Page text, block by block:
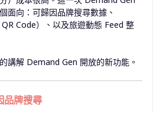
面向：可歸因品牌搜尋數據、
Code）、以及旅遊動態 Feed 整
講解 Demand Gen 開放的新功能。
品牌搜尋